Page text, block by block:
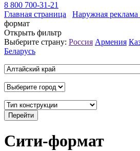
8 800 700-31-21
Главная страница
Наружная
формат
Открыть фильтр
Выберите страну: Россия Армения
Беларусь
Сити-формат